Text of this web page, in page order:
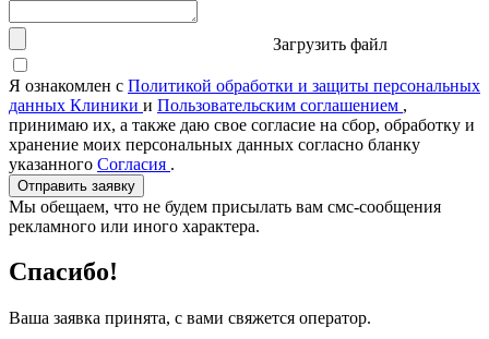
Загрузить файл
Я ознакомлен с Политикой обработки и защиты персональных
данных Клиники и Пользовательским соглашением ,
принимаю их, а также даю свое согласие на сбор, обработку и
хранение моих персональных данных согласно бланку
указанного Согласия .
Отправить заявку
Мы обещаем, что не будем присылать вам смс-сообщения
рекламного или иного характера.
Спасибо!
Ваша заявка принята, с вами свяжется оператор.